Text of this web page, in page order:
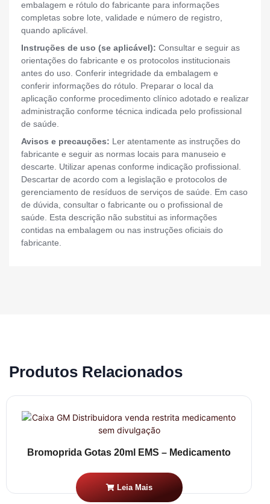
embalagem e rótulo do fabricante para informações
completas sobre lote, validade e número de registro,
quando aplicável.
Instruções de uso (se aplicável): Consultar e seguir as
orientações do fabricante e os protocolos institucionais
antes do uso. Conferir integridade da embalagem e
conferir informações do rótulo. Preparar o local da
aplicação conforme procedimento clínico adotado e realizar
administração conforme técnica indicada pelo profissional
de saúde.
Avisos e precauções: Ler atentamente as instruções do
fabricante e seguir as normas locais para manuseio e
descarte. Utilizar apenas conforme indicação profissional.
Descartar de acordo com a legislação e protocolos de
gerenciamento de resíduos de serviços de saúde. Em caso
de dúvida, consultar o fabricante ou o profissional de
saúde. Esta descrição não substitui as informações
contidas na embalagem ou nas instruções oficiais do
fabricante.
Produtos Relacionados
Bromoprida Gotas 20ml EMS – Medicamento
Leia Mais